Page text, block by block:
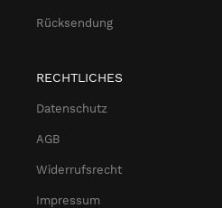
Rücksendung
RECHTLICHES
Datenschutz
AGB
Widerrufsrecht
Impressum